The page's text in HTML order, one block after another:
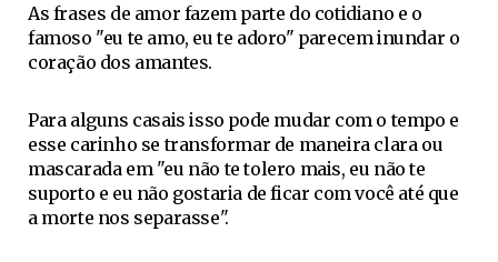
As frases de amor fazem parte do cotidiano e o
famoso "eu te amo, eu te adoro" parecem inundar o
coração dos amantes.
Para alguns casais isso pode mudar com o tempo e
esse carinho se transformar de maneira clara ou
mascarada em "eu não te tolero mais, eu não te
suporto e eu não gostaria de ficar com você até que
a morte nos separasse".